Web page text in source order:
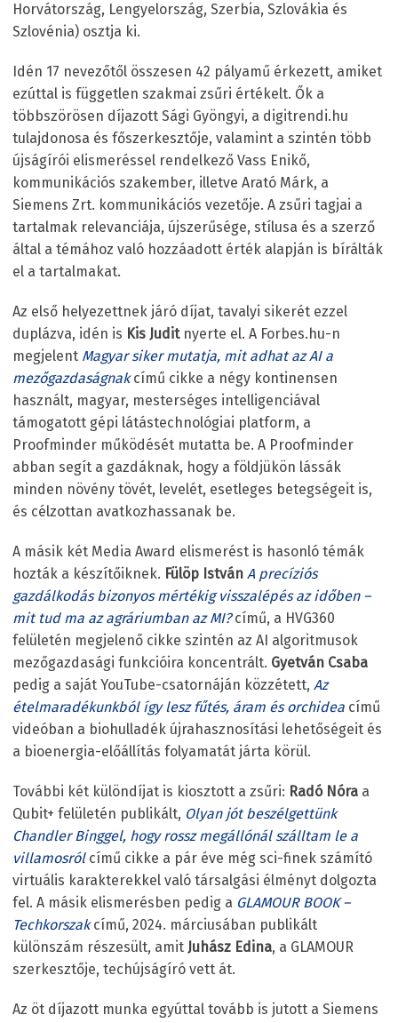
Horvátország, Lengyelország, Szerbia, Szlovákia és
Szlovénia) osztja ki.
Idén 17 nevezőtől összesen 42 pályamű érkezett, amiket
ezúttal is független szakmai zsűri értékelt. Ők a
többszörösen díjazott Sági Gyöngyi, a digitrendi.hu
tulajdonosa és főszerkesztője, valamint a szintén több
újságírói elismeréssel rendelkező Vass Enikő,
kommunikációs szakember, illetve Arató Márk, a
Siemens Zrt. kommunikációs vezetője. A zsűri tagjai a
tartalmak relevanciája, újszerűsége, stílusa és a szerző
által a témához való hozzáadott érték alapján is bírálták
el a tartalmakat.
Az első helyezettnek járó díjat, tavalyi sikerét ezzel
duplázva, idén is Kis Juditnyerte el. A Forbes.hu-n
megjelent Magyar siker mutatja, mit adhat az AI a
mezőgazdaságnakcímű cikke a négy kontinensen
használt, magyar, mesterséges intelligenciával
támogatott gépi látástechnológiai platform, a
Proofminder működését mutatta be. A Proofminder
abban segít a gazdáknak, hogy a földjükön lássák
minden növény tövét, levelét, esetleges betegségeit is,
és célzottan avatkozhassanak be.
A másik két Media Award elismerést is hasonló témák
hozták a készítőiknek. Fülöp István A precíziós
gazdálkodás bizonyos mértékig visszalépés az időben –
mit tud ma az agráriumban az MI?című, a HVG360
felületén megjelenő cikke szintén az AI algoritmusok
mezőgazdasági funkcióira koncentrált. Gyetván Csaba
pedig a saját YouTube-csatornáján közzétett, Az
ételmaradékunkból így lesz fűtés, áram és orchidea című
videóban a biohulladék újrahasznosítási lehetőségeit és
a bioenergia-előállítás folyamatát járta körül.
További két különdíjat is kiosztott a zsűri: Radó Nóra a
Qubit+ felületén publikált, Olyan jót beszélgettünk
Chandler Binggel, hogy rossz megállónál szálltam le a
villamosrólcímű cikke a pár éve még sci-finek számító
virtuális karakterekkel való társalgási élményt dolgozta
fel. A másik elismerésben pedig a GLAMOUR BOOK –
Techkorszakcímű, 2024. márciusában publikált
különszám részesült, amit Juhász Edina, a GLAMOUR
szerkesztője, techújságíró vett át.
Az öt díjazott munka egyúttal tovább is jutott a Siemens